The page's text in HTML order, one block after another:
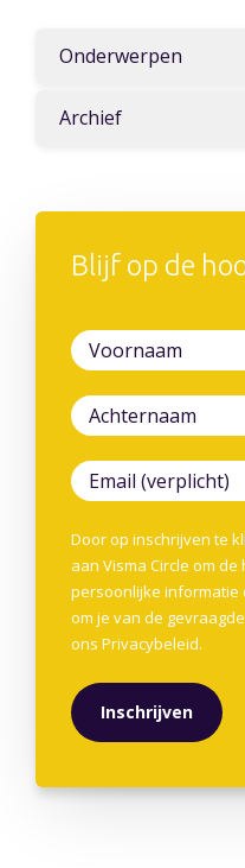
Onderwerpen
Archief
Blijf op de
Door op inschrijven te
aan Visma Circle om
persoonlijke informatie
om je van de
ons Privacybeleid.